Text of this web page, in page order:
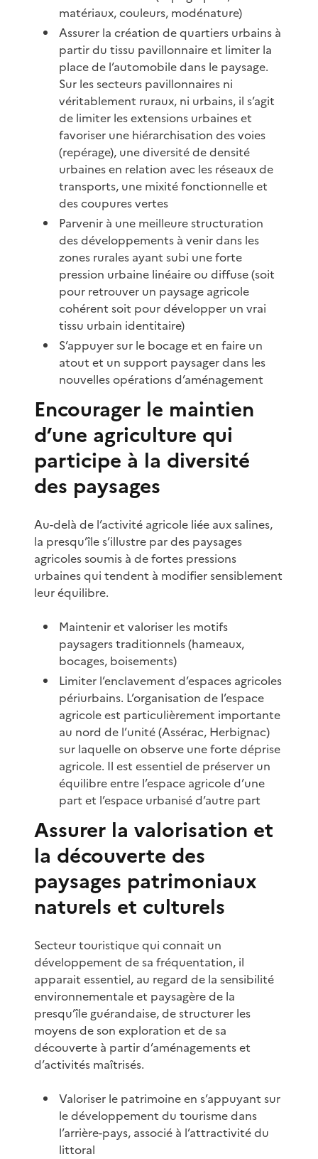
matériaux, couleurs, modénature)
Assurer la création de quartiers urbains à
partir du tissu pavillonnaire et limiter la
place de l’automobile dans le paysage.
Sur les secteurs pavillonnaires ni
véritablement ruraux, ni urbains, il s’agit
de limiter les extensions urbaines et
favoriser une hiérarchisation des voies
(repérage), une diversité de densité
urbaines en relation avec les réseaux de
transports, une mixité fonctionnelle et
des coupures vertes
Parvenir à une meilleure structuration
des développements à venir dans les
zones rurales ayant subi une forte
pression urbaine linéaire ou diffuse (soit
pour retrouver un paysage agricole
cohérent soit pour développer un vrai
tissu urbain identitaire)
S’appuyer sur le bocage et en faire un
atout et un support paysager dans les
nouvelles opérations d’aménagement
Encourager le maintien
d’une agriculture qui
participe à la diversité
des paysages
Au-delà de l’activité agricole liée aux salines,
la presqu’île s’illustre par des paysages
agricoles soumis à de fortes pressions
urbaines qui tendent à modifier sensiblement
leur équilibre.
Maintenir et valoriser les motifs
paysagers traditionnels (hameaux,
bocages, boisements)
Limiter l’enclavement d’espaces agricoles
périurbains. L’organisation de l’espace
agricole est particulièrement importante
au nord de l’unité (Assérac, Herbignac)
sur laquelle on observe une forte déprise
agricole. Il est essentiel de préserver un
équilibre entre l’espace agricole d’une
part et l’espace urbanisé d’autre part
Assurer la valorisation et
la découverte des
paysages patrimoniaux
naturels et culturels
Secteur touristique qui connait un
développement de sa fréquentation, il
apparait essentiel, au regard de la sensibilité
environnementale et paysagère de la
presqu’île guérandaise, de structurer les
moyens de son exploration et de sa
découverte à partir d’aménagements et
d’activités maîtrisés.
Valoriser le patrimoine en s’appuyant sur
le développement du tourisme dans
l’arrière-pays, associé à l’attractivité du
littoral